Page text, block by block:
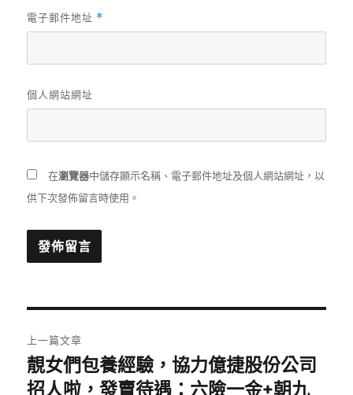
電子郵件地址 *
個人網站網址
在瀏覽器中儲存顯示名稱、電子郵件地址及個人網站網址，以
供下次發佈留言時使用。
章
上一篇文章
上
一
靚女們包養經驗，協力億捷股份公司
招人啦，發賣待遇：六險一金+朝九